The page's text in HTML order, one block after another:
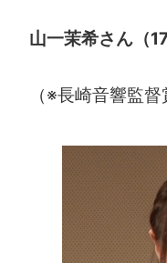
山一茉希さん（
（※長崎音響監督